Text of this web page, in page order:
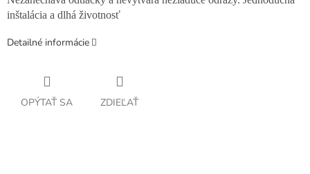
inštalácia a dlhá životnosť
Detailné informácie
OPÝTAŤ SA ZDIEĽAŤ